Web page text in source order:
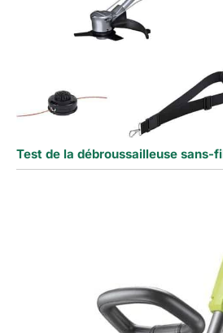
Test de la débroussailleuse sans-